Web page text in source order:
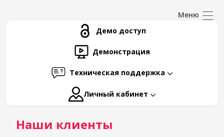
Демо доступ
Демонстрация
Техническая поддержка
Личный кабинет
Наши клиенты